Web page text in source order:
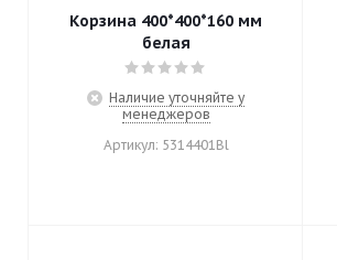
Корзина 400*400*160 мм
белая
Наличие уточняйте у
менеджеров
Артикул: 5314401Bl